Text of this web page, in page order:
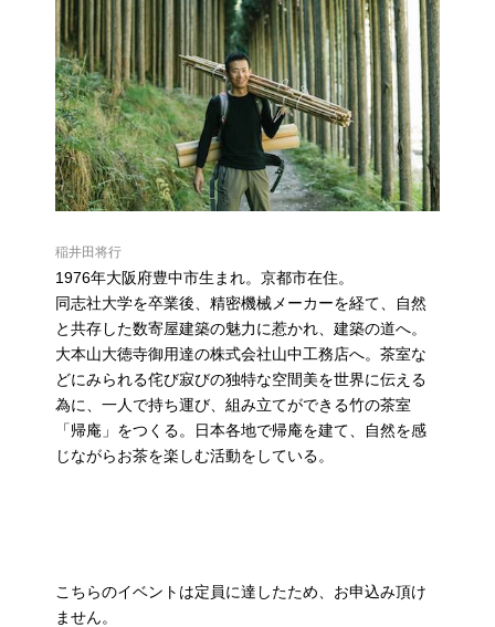
稲井田将行
1976年大阪府豊中市生まれ。京都市在住。
同志社大学を卒業後、精密機械メーカーを経て、自然
と共存した数寄屋建築の魅力に惹かれ、建築の道へ。
大本山大徳寺御用達の株式会社山中工務店へ。茶室な
どにみられる侘び寂びの独特な空間美を世界に伝える
為に、一人で持ち運び、組み立てができる竹の茶室
「帰庵」をつくる。日本各地で帰庵を建て、自然を感
じながらお茶を楽しむ活動をしている。
こちらのイベントは定員に達したため、お申込み頂け
ません。